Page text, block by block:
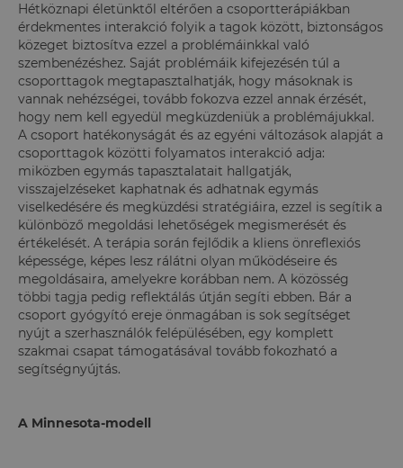
Hétköznapi életünktől eltérően a csoportterápiákban
érdekmentes interakció folyik a tagok között, biztonságos
közeget biztosítva ezzel a problémáinkkal való
szembenézéshez. Saját problémáik kifejezésén túl a
csoporttagok megtapasztalhatják, hogy másoknak is
vannak nehézségei, tovább fokozva ezzel annak érzését,
hogy nem kell egyedül megküzdeniük a problémájukkal.
A csoport hatékonyságát és az egyéni változások alapját a
csoporttagok közötti folyamatos interakció adja:
miközben egymás tapasztalatait hallgatják,
visszajelzéseket kaphatnak és adhatnak egymás
viselkedésére és megküzdési stratégiáira, ezzel is segítik a
különböző megoldási lehetőségek megismerését és
értékelését. A terápia során fejlődik a kliens önreflexiós
képessége, képes lesz rálátni olyan működéseire és
megoldásaira, amelyekre korábban nem. A közösség
többi tagja pedig reflektálás útján segíti ebben. Bár a
csoport gyógyító ereje önmagában is sok segítséget
nyújt a szerhasználók felépülésében, egy komplett
szakmai csapat támogatásával tovább fokozható a
segítségnyújtás.
A Minnesota-modell